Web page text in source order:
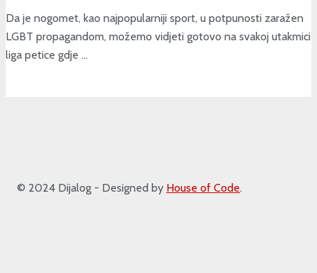
Da je nogomet, kao najpopularniji sport, u potpunosti zaražen
LGBT propagandom, možemo vidjeti gotovo na svakoj utakmici
liga petice gdje ...
© 2024 Dijalog - Designed by House of Code.